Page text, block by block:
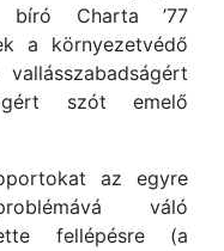
bíró Charta ’77
a környezetvédő
szót emelő
az egyre
váló
fellépésre (a